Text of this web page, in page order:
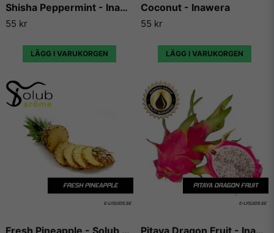
Shisha Peppermint - Inawera
55 kr
LÄGG I VARUKORGEN
Coconut - Inawera
55 kr
LÄGG I VARUKORGEN
bakning och till e-juicer för e-cigaretter. Aromerna beskrivs
av många som det bästa på marknaden för att det smakar
Ofta beskrivs Capellas smaker som betydligt mer fylliga i
därför också snabbt blivit populära bland vape-användare
och hela e-cigaretts marknaden.
Vi på E-liquids kan inte annat än att hålla med alla som ger
Capella flavors högsta betyg gång på gång, eftersom de
levererar varje gång de skapar en ny arom och essens, och
sällan gör någon besviken.
Vill du ha tips på blandningar och recept som du kan
använda dessa aromer till, så finns det en hel uppsjö av
hemsidor som enbart har dedikerat sig till att låta användare